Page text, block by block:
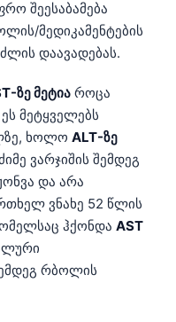
შეესაბამება
მედიკამენტების
დაავადებას.
ზე მეტია როცა
მეტყველებს
ხოლო ALT-ზე
ვარჯიშის შემდეგ
და არა
ვნახე 52 წლის
ჰქონდა AST
რბოლის